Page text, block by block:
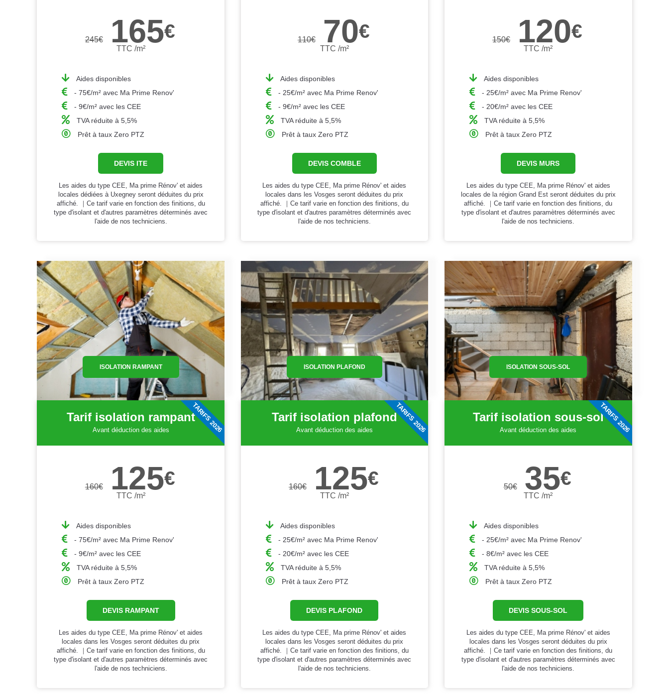
245€ 165€
TTC /m²
Aides disponibles
- 75€/m² avec Ma Prime Renov'
- 9€/m² avec les CEE
TVA réduite à 5,5%
Prêt à taux Zero PTZ
DEVIS ITE
Les aides du type CEE, Ma prime Rénov' et aides
locales dédiées à Uxegney seront déduites du prix
affiché. ｜Ce tarif varie en fonction des finitions, du
type d'isolant et d'autres paramètres déterminés avec
l'aide de nos techniciens.
110€ 70€
TTC /m²
Aides disponibles
- 25€/m² avec Ma Prime Renov'
- 9€/m² avec les CEE
TVA réduite à 5,5%
Prêt à taux Zero PTZ
DEVIS COMBLE
Les aides du type CEE, Ma prime Rénov' et aides
locales dans les Vosges seront déduites du prix
affiché. ｜Ce tarif varie en fonction des finitions, du
type d'isolant et d'autres paramètres déterminés avec
l'aide de nos techniciens.
150€ 120€
TTC /m²
Aides disponibles
- 25€/m² avec Ma Prime Renov'
- 20€/m² avec les CEE
TVA réduite à 5,5%
Prêt à taux Zero PTZ
DEVIS MURS
Les aides du type CEE, Ma prime Rénov' et aides
locales de la région Grand Est seront déduites du prix
affiché. ｜Ce tarif varie en fonction des finitions, du
type d'isolant et d'autres paramètres déterminés avec
l'aide de nos techniciens.
ISOLATION RAMPANT
Tarif isolation rampant
Avant déduction des aides
160€ 125€
TTC /m²
Aides disponibles
- 75€/m² avec Ma Prime Renov'
- 9€/m² avec les CEE
TVA réduite à 5,5%
Prêt à taux Zero PTZ
DEVIS RAMPANT
Les aides du type CEE, Ma prime Rénov' et aides
locales dans les Vosges seront déduites du prix
affiché. ｜Ce tarif varie en fonction des finitions, du
type d'isolant et d'autres paramètres déterminés avec
l'aide de nos techniciens.
TARIFS 2026
ISOLATION PLAFOND
Tarif isolation plafond
Avant déduction des aides
160€ 125€
TTC /m²
Aides disponibles
- 25€/m² avec Ma Prime Renov'
- 20€/m² avec les CEE
TVA réduite à 5,5%
Prêt à taux Zero PTZ
DEVIS PLAFOND
Les aides du type CEE, Ma prime Rénov' et aides
locales dans les Vosges seront déduites du prix
affiché. ｜Ce tarif varie en fonction des finitions, du
type d'isolant et d'autres paramètres déterminés avec
l'aide de nos techniciens.
TARIFS 2026
ISOLATION SOUS-SOL
Tarif isolation sous-sol
Avant déduction des aides
50€ 35€
TTC /m²
Aides disponibles
- 25€/m² avec Ma Prime Renov'
- 8€/m² avec les CEE
TVA réduite à 5,5%
Prêt à taux Zero PTZ
DEVIS SOUS-SOL
Les aides du type CEE, Ma prime Rénov' et aides
locales dans les Vosges seront déduites du prix
affiché. ｜Ce tarif varie en fonction des finitions, du
type d'isolant et d'autres paramètres déterminés avec
l'aide de nos techniciens.
TARIFS 2026